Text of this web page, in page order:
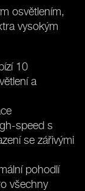
osvětlením,
vysokým
10
a
speed s
se zářivými
pohodlí
všechny